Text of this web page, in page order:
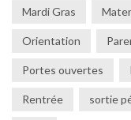
Mardi Gras
Orientation
Portes ouvertes
Rentrée sortie